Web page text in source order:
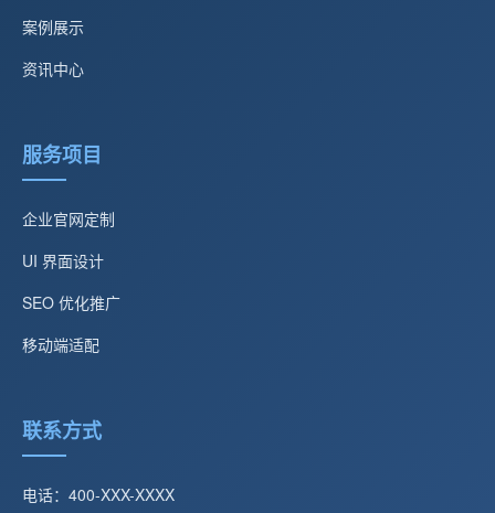
案例展示
资讯中心
服务项目
企业官网定制
UI 界面设计
SEO 优化推广
移动端适配
联系方式
电话：400-XXX-XXXX